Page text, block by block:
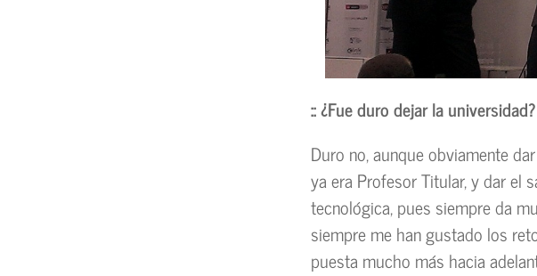
:: ¿Fue duro dejar la universidad?
Duro no, aunque obviamente
ya era Profesor Titular, y dar el
tecnológica, pues siempre da
siempre me han gustado los
puesta mucho más hacia